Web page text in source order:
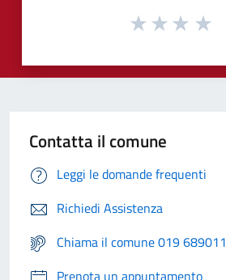
Contatta il comune
Leggi le domande frequenti
Richiedi Assistenza
Chiama il comune 019 689011